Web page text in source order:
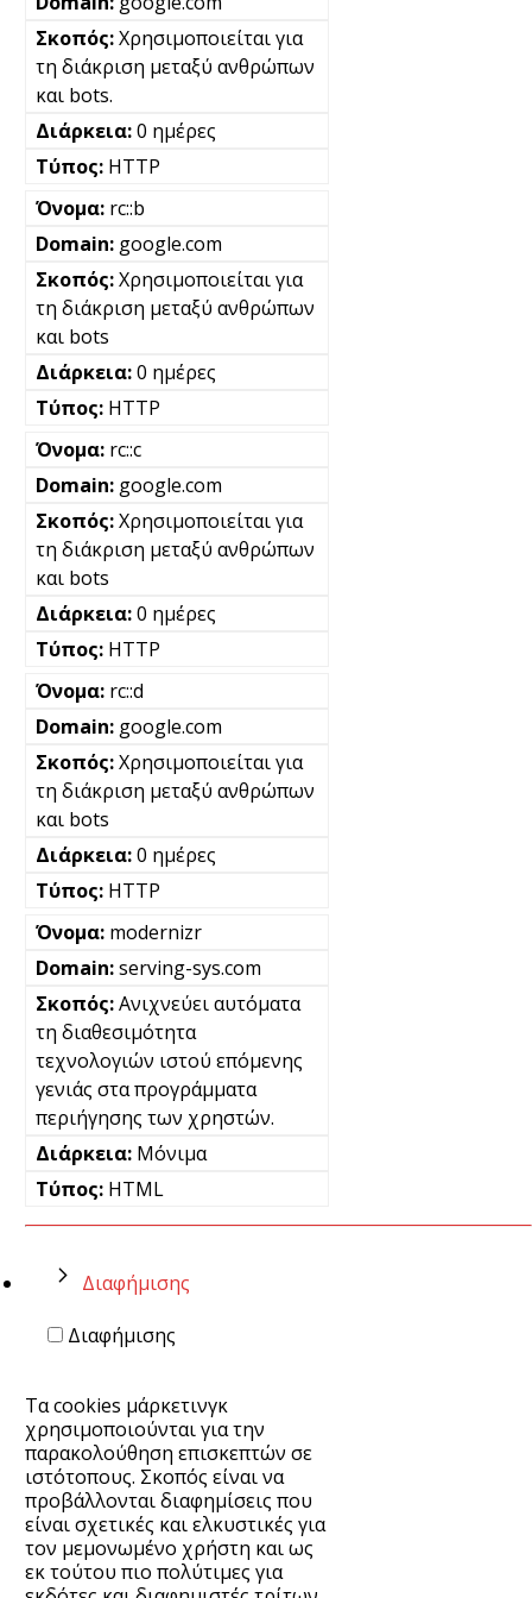
Χρησιμοποιείται για
τη διάκριση μεταξύ ανθρώπων
και bots.
0 ημέρες
HTTP
rc::b
google.com
Χρησιμοποιείται για
τη διάκριση μεταξύ ανθρώπων
και bots
0 ημέρες
HTTP
rc::c
google.com
Χρησιμοποιείται για
τη διάκριση μεταξύ ανθρώπων
και bots
0 ημέρες
HTTP
rc::d
google.com
Χρησιμοποιείται για
τη διάκριση μεταξύ ανθρώπων
και bots
0 ημέρες
HTTP
modernizr
serving-sys.com
Ανιχνεύει αυτόματα
τη διαθεσιμότητα
τεχνολογιών ιστού επόμενης
γενιάς στα προγράμματα
περιήγησης των χρηστών.
Μόνιμα
HTML
Διαφήμισης
Διαφήμισης
Τα cookies μάρκετινγκ
χρησιμοποιούνται για την
παρακολούθηση επισκεπτών σε
ιστότοπους. Σκοπός είναι να
προβάλλονται διαφημίσεις που
είναι σχετικές και ελκυστικές για
τον μεμονωμένο χρήστη και ως
εκ τούτου πιο πολύτιμες για